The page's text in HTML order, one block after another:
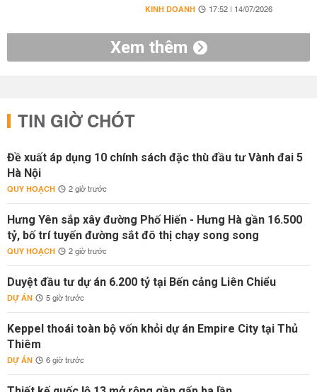
KINH DOANH 17:52 | 14/07/2026
Xem thêm
TIN GIỜ CHÓT
Đề xuất áp dụng 10 chính sách đặc thù đầu tư Vành đai 5
Hà Nội
QUY HOẠCH 2 giờ trước
Hưng Yên sắp xây đường Phố Hiến - Hưng Hà gần 16.500
tỷ, bố trí tuyến đường sắt đô thị chạy song song
QUY HOẠCH 2 giờ trước
Duyệt đầu tư dự án 6.200 tỷ tại Bến cảng Liên Chiểu
DỰ ÁN 5 giờ trước
Keppel thoái toàn bộ vốn khỏi dự án Empire City tại Thủ
Thiêm
DỰ ÁN 6 giờ trước